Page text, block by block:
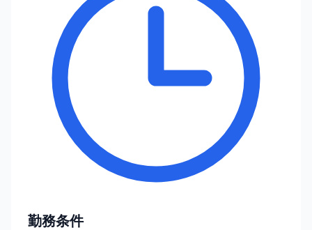
勤務条件